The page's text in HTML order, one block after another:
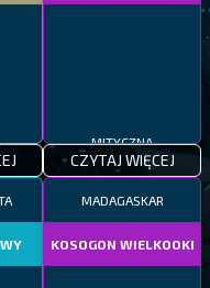
MITYCZNA
CZYTAJ WIĘCEJ
MADAGASKAR
KOSOGON WIELKOOKI